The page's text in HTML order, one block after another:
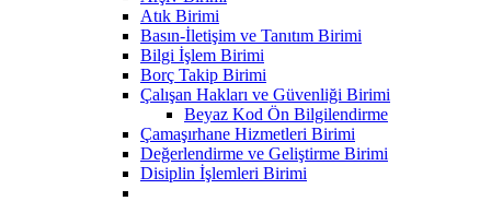
Atık Birimi
Basın-İletişim ve Tanıtım Birimi
Bilgi İşlem Birimi
Borç Takip Birimi
Çalışan Hakları ve Güvenliği Birimi
Beyaz Kod Ön Bilgilendirme
Çamaşırhane Hizmetleri Birimi
Değerlendirme ve Geliştirme Birimi
Disiplin İşlemleri Birimi